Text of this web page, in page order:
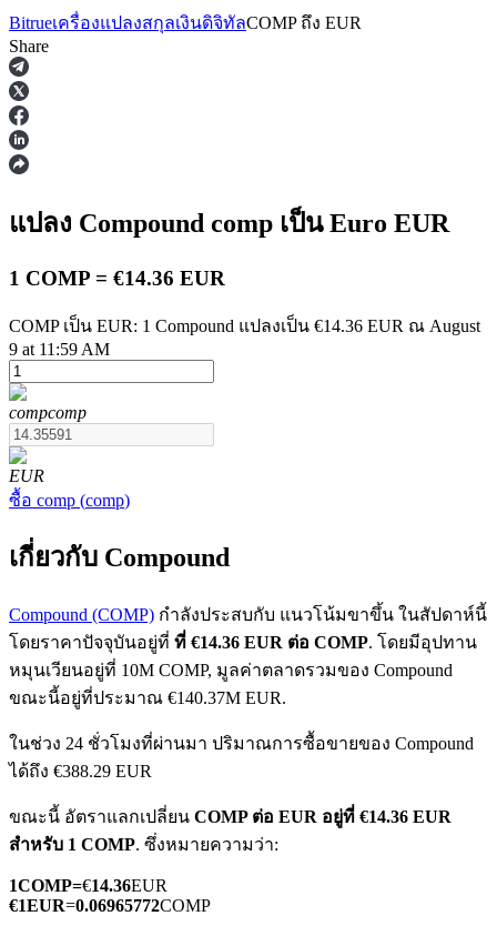
ฟิวเจอร์ส
ฟิวเจอร์สที่ใช้ USDT เป็นหลักประกัน
ฟิวเจอร์ส COIN-M
TradFi
อนุพันธ์ของหุ้น ฟอเร็กซ์ โลหะมีค่า และสินค้าโภคภัณฑ์
Bitrueเครื่องแปลงสกุลเงินดิจิทัลCOMP ถึง EUR
Share
แปลง Compound comp เป็น Euro EUR
1 COMP = €14.36 EUR
COMP เป็น EUR: 1 Compound แปลงเป็น €14.36 EUR ณ August
9 at 11:59 AM
compcomp
EUR
ซื้อ comp (comp)
เกี่ยวกับ Compound
Compound (COMP) กำลังประสบกับ แนวโน้มขาขึ้น ในสัปดาห์นี้
โดยราคาปัจจุบันอยู่ที่ ที่ €14.36 EUR ต่อ COMP. โดยมีอุปทาน
หมุนเวียนอยู่ที่ 10M COMP, มูลค่าตลาดรวมของ Compound
ขณะนี้อยู่ที่ประมาณ €140.37M EUR.
ในช่วง 24 ชั่วโมงที่ผ่านมา ปริมาณการซื้อขายของ Compound
ได้ถึง €388.29 EUR
ขณะนี้ อัตราแลกเปลี่ยน COMP ต่อ EUR อยู่ที่ €14.36 EUR
สำหรับ 1 COMP. ซึ่งหมายความว่า:
1COMP=€14.36EUR
€1EUR=0.06965772COMP